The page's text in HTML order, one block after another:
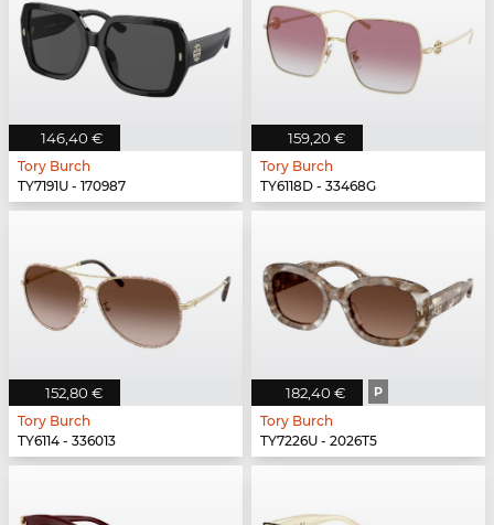
146,40 €
Tory Burch
TY7191U - 170987
159,20 €
Tory Burch
TY6118D - 33468G
152,80 €
Tory Burch
TY6114 - 336013
182,40 € P
Tory Burch
TY7226U - 2026T5